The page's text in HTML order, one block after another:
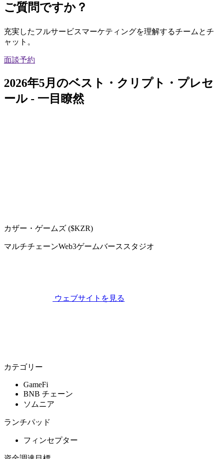
ご質問ですか？
充実したフルサービスマーケティングを理解するチームとチ
ャット。
面談予約
2026年5月のベスト・クリプト・プレセ
ール - 一目瞭然
カザー・ゲームズ ($KZR)
マルチチェーンWeb3ゲームバーススタジオ
ウェブサイトを見る
カテゴリー
GameFi
BNB チェーン
ソムニア
ランチパッド
フィンセプター